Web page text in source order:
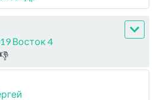
Восток 4
👎